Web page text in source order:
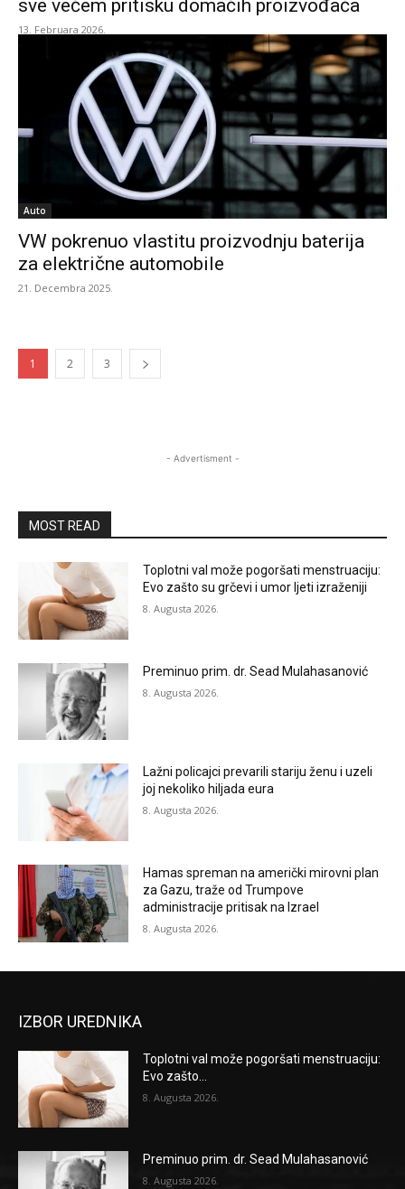
sve većem pritisku domaćih proizvođača
13. Februara 2026.
Auto
VW pokrenuo vlastitu proizvodnju baterija
za električne automobile
21. Decembra 2025.
1 2 3
- Advertisment -
MOST READ
Toplotni val može pogoršati menstruaciju:
Evo zašto su grčevi i umor ljeti izraženiji
8. Augusta 2026.
Preminuo prim. dr. Sead Mulahasanović
8. Augusta 2026.
Lažni policajci prevarili stariju ženu i uzeli
joj nekoliko hiljada eura
8. Augusta 2026.
Hamas spreman na američki mirovni plan
za Gazu, traže od Trumpove
administracije pritisak na Izrael
8. Augusta 2026.
IZBOR UREDNIKA
Toplotni val može pogoršati menstruaciju:
Evo zašto...
8. Augusta 2026.
Preminuo prim. dr. Sead Mulahasanović
8. Augusta 2026.